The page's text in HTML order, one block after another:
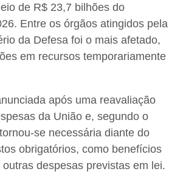
de R$ 23,7 bilhões do
Entre os órgãos atingidos pela
da Defesa foi o mais afetado,
em recursos temporariamente
após uma reavaliação
da União e, segundo o
se necessária diante do
obrigatórios, como benefícios
despesas previstas em lei.